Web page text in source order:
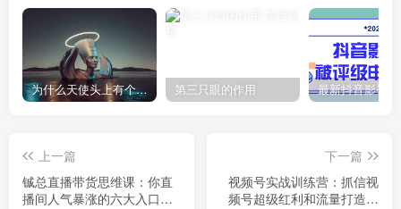
为什么天使头上有个圈？ 第三只眼的作用
上一篇
铖总直播带货思维课：你直
播间人气暴涨的六大入口，
下一篇
视频号实战训练营：抓信视
频号超级红利和流量打造爆